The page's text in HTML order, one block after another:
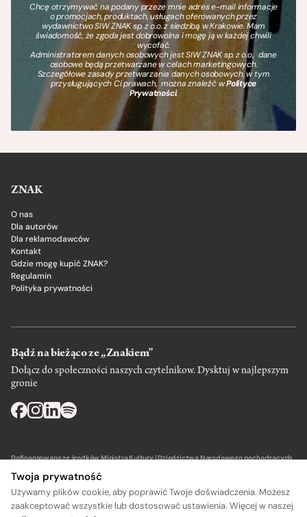
Chcę otrzymywać na podany przeze mnie adres e-mail informacje
o promocjach, produktach, usługach oferowanych przez
wydawnictwo SIW ZNAK sp. z o.o. z siedzibą w Krakowie. Mam
świadomość, że zgoda jest dobrowolna i mogę ją w każdej chwili
wycofać.
Administratorem danych osobowych jest SIW ZNAK sp. z o.o., dane
osobowe będą przetwarzane w celach marketingowych.
Szczegółowe zasady przetwarzania danych osobowych, w tym
przysługujących Ci prawach, można znaleźć wPolityce
Prywatności.
ZNAK
O nas
Dla autorów
Dla reklamodawców
Kontakt
Gdzie mogę kupić ZNAK?
Regulamin
Polityka prywatności
Bądź na bieżąco ze „Znakiem”
Dołącz do społeczności naszych czytelnikow. Dysktuj w najlepszym
gronie
Dofinansowano ze środków Ministra Kultury i Dziedzictwa Narodowego pochodzących
Twoja prywatność
Używamy plików cookie, aby poprawić Twoje doświadczenia. Możesz
zaakceptować wszystkie lub dostosować ustawienia. Więcej w naszej